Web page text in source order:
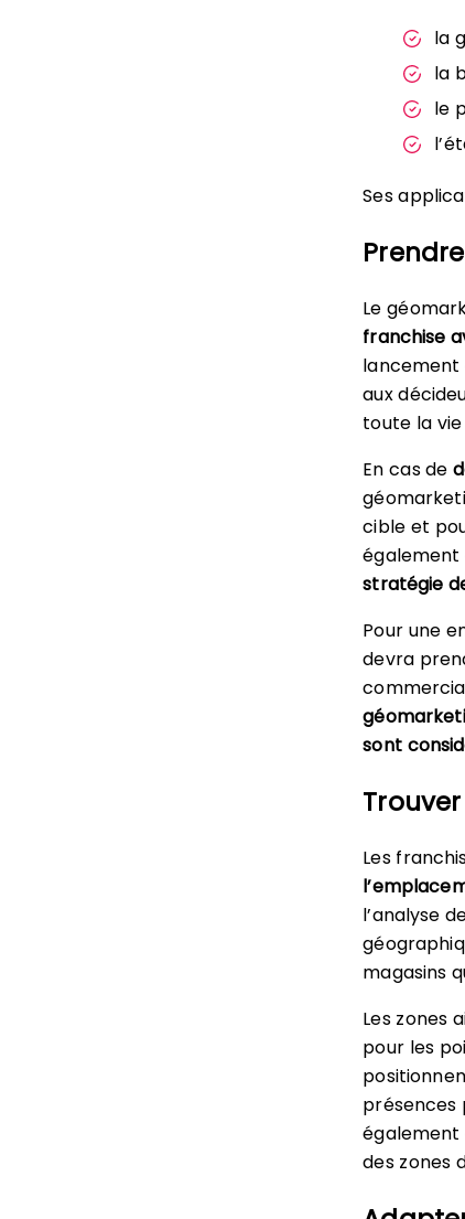
la
la
le
Ses
Le
franchise
lancement
aux
toute la vie
En cas de
cible et
également
stratégie
Pour une
devra
sont
Les
l’analyse
magasins
Les zones
pour les
présences
également
des zones